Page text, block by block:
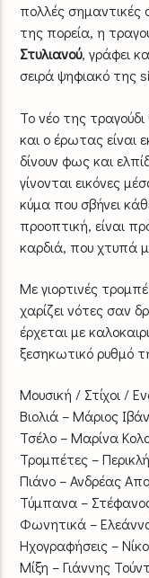
πολλές σημαντικές
της πορεία, η
Στυλιανού, γράφει
σειρά ψηφιακό της
Το νέο της
και ο έρωτας είναι
δίνουν φως και
γίνονται εικόνες
κύμα που σβήνει
προοπτική, είναι
καρδιά, που χτυπά
Με γιορτινές
χαρίζει νότες σαν
έρχεται με
ξεσηκωτικό ρυθμό
Μουσική / Στίχοι /
Βιολιά – Μάριος
Τσέλο – Μαρίνα
Τρομπέτες –
Πιάνο – Ανδρέας
Τύμπανα –
Φωνητικά –
Ηχογραφήσεις –
Μίξη – Γιάννης